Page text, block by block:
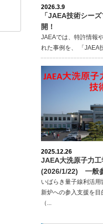
2026.3.9
「JAEA技術シー
開！
JAEAでは、特許情報
れた事例を、 「JAEA
2025.12.26
JAEA大洗原子力
(2026/1/22) 一般
いばらき量子線利活
新炉への参入支援を
（...